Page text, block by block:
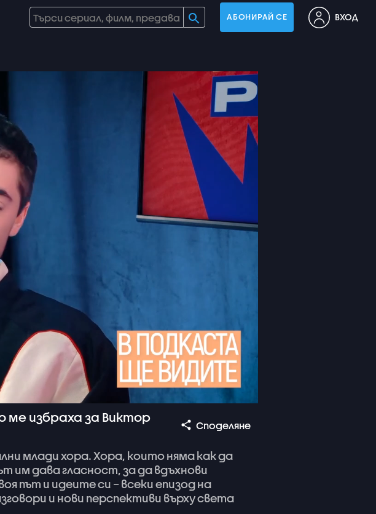
АБОНИРАЙ СЕ ВХОД
ме избраха за Виктор
Споделяне
младихора.Хора, коитоняма какда
имдавагласност, задавдъхнови
път и идеитеси –всекиепизодна
и нови перспективи върхусвета